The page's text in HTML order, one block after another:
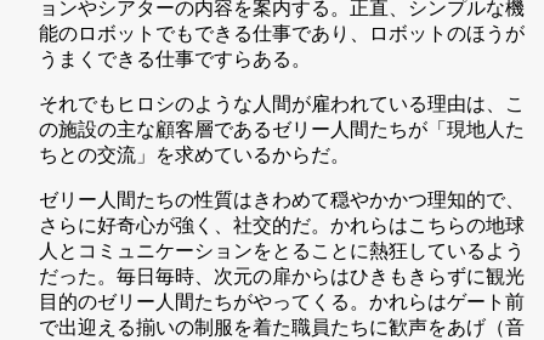
ョンやシアターの内容を案内する。正直、シンプルな機
能のロボットでもできる仕事であり、ロボットのほうが
うまくできる仕事ですらある。
それでもヒロシのような人間が雇われている理由は、こ
の施設の主な顧客層であるゼリー人間たちが「現地人た
ちとの交流」を求めているからだ。
ゼリー人間たちの性質はきわめて穏やかかつ理知的で、
さらに好奇心が強く、社交的だ。かれらはこちらの地球
人とコミュニケーションをとることに熱狂しているよう
だった。毎日毎時、次元の扉からはひきもきらずに観光
目的のゼリー人間たちがやってくる。かれらはゲート前
で出迎える揃いの制服を着た職員たちに歓声をあげ（音